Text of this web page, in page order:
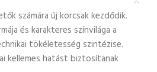
számára új korcsak kezdődik.
és karakteres színvilága a
tökéletesség szintézise.
kellemes hatást biztosítanak